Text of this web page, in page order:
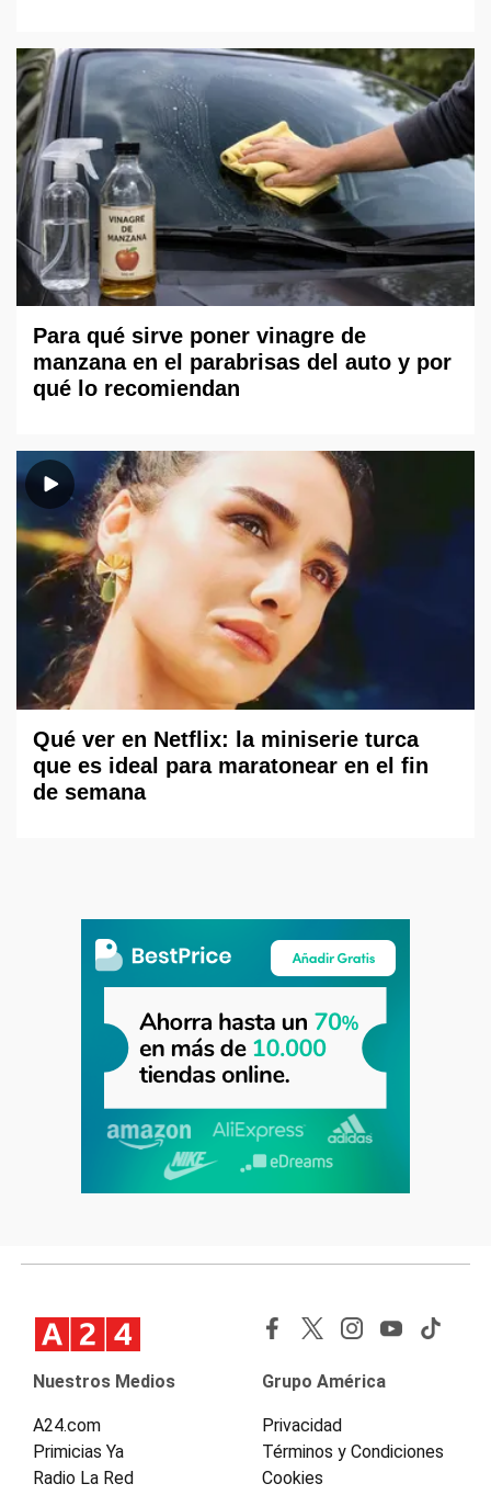
Para qué sirve poner vinagre de
manzana en el parabrisas del auto y por
qué lo recomiendan
Qué ver en Netflix: la miniserie turca
que es ideal para maratonear en el fin
de semana
Nuestros Medios
A24.com
Primicias Ya
Radio La Red
Grupo América
Privacidad
Términos y Condiciones
Cookies